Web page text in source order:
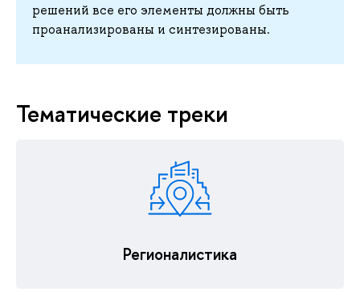
решений все его элементы должны быть
проанализированы и синтезированы.
Тематические треки
Регионалистика